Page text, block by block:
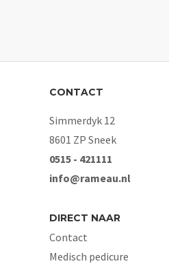
CONTACT
Simmerdyk 12
8601 ZP Sneek
0515 - 421111
info@rameau.nl
DIRECT NAAR
Contact
Medisch pedicure